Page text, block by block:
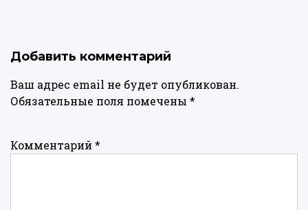
Добавить комментарий
Ваш адрес email не будет опубликован.
Обязательные поля помечены *
Комментарий *